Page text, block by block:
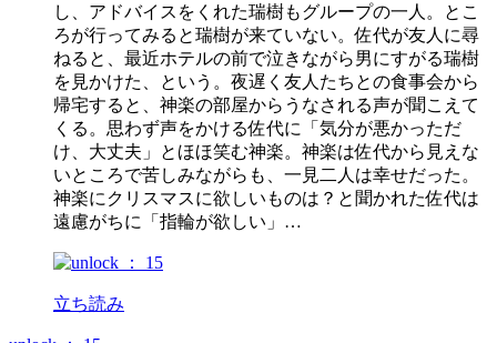
し、アドバイスをくれた瑞樹もグループの一人。とこ
ろが行ってみると瑞樹が来ていない。佐代が友人に尋
ねると、最近ホテルの前で泣きながら男にすがる瑞樹
を見かけた、という。夜遅く友人たちとの食事会から
帰宅すると、神楽の部屋からうなされる声が聞こえて
くる。思わず声をかける佐代に「気分が悪かっただ
け、大丈夫」とほほ笑む神楽。神楽は佐代から見えな
いところで苦しみながらも、一見二人は幸せだった。
神楽にクリスマスに欲しいものは？と聞かれた佐代は
遠慮がちに「指輪が欲しい」…
立ち読み